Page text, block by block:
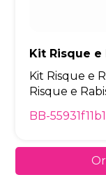
Kit Risque
Kit Risque e
Risque e
BB-